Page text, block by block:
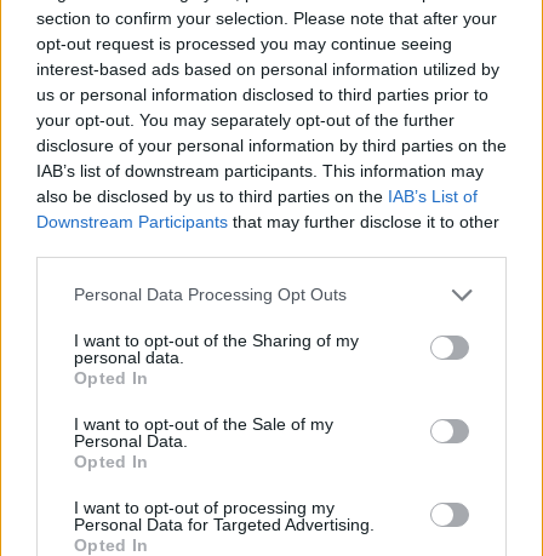
section to confirm your selection. Please note that after your
opt-out request is processed you may continue seeing
interest-based ads based on personal information utilized by
us or personal information disclosed to third parties prior to
your opt-out. You may separately opt-out of the further
disclosure of your personal information by third parties on the
IAB’s list of downstream participants. This information may
also be disclosed by us to third parties on the IAB’s List of
Downstream Participants that may further disclose it to other
Personal Data Processing Opt Outs
I want to opt-out of the Sharing of my
personal data.
Opted In
I want to opt-out of the Sale of my
Personal Data.
Opted In
I want to opt-out of processing my
Personal Data for Targeted Advertising.
Opted In
Meriendas saludables para niños: ¡14 recetas
fáciles!
¿Qué alimentos mejoran el rendimiento escolar
en los niños?